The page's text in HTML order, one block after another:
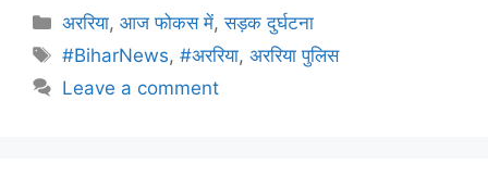
अररिया,आज फोकस में,सड़क दुर्घटना
#BiharNews,#अररिया,अररिया पुलिस
Leave a comment